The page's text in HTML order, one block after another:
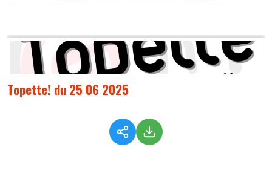
Topette! du 25 06 2025